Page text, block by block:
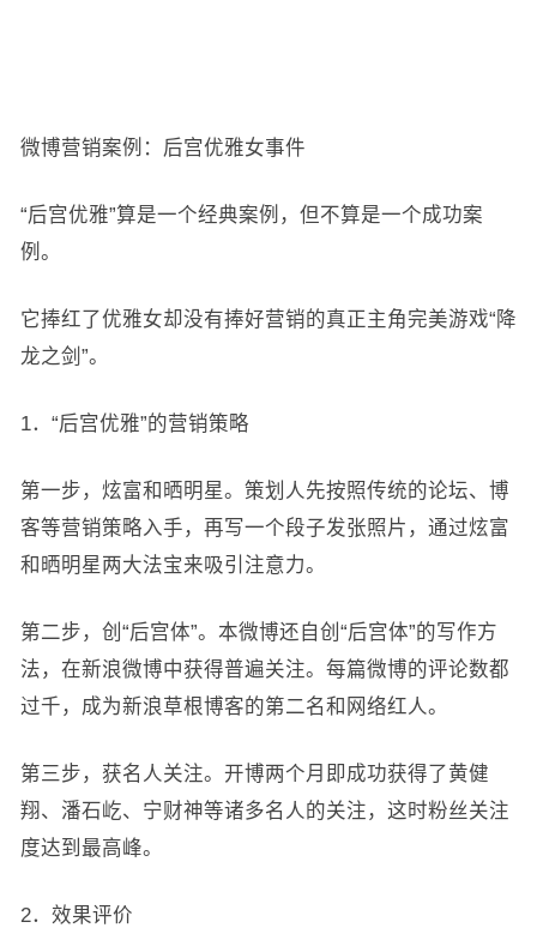
微博营销案例：后宫优雅女事件
“后宫优雅”算是一个经典案例，但不算是一个成功案
例。
它捧红了优雅女却没有捧好营销的真正主角完美游戏“降
龙之剑”。
1．“后宫优雅”的营销策略
第一步，炫富和晒明星。策划人先按照传统的论坛、博
客等营销策略入手，再写一个段子发张照片，通过炫富
和晒明星两大法宝来吸引注意力。
第二步，创“后宫体”。本微博还自创“后宫体”的写作方
法，在新浪微博中获得普遍关注。每篇微博的评论数都
过千，成为新浪草根博客的第二名和网络红人。
第三步，获名人关注。开博两个月即成功获得了黄健
翔、潘石屹、宁财神等诸多名人的关注，这时粉丝关注
度达到最高峰。
2．效果评价